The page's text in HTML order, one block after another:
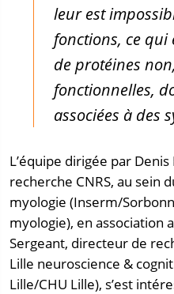
leur est
fonctions, ce
de protéines
fonctionnelles,
associées à des
L’équipe dirigée par
recherche CNRS, au sein
myologie (Inserm/
myologie), en association
Sergeant, directeur de
Lille neuroscience &
Lille/CHU Lille), s’est